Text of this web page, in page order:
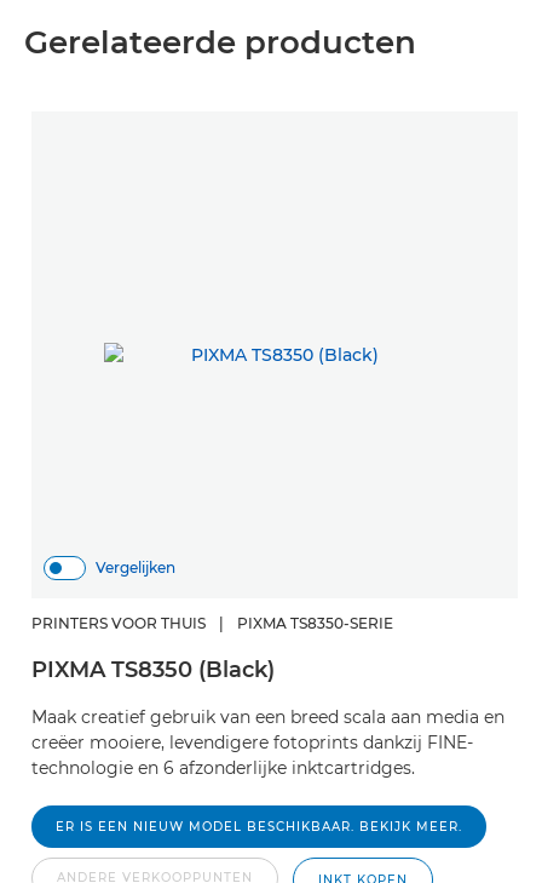
Gerelateerde producten
Vergelijken
PRINTERS VOOR THUIS PIXMA TS8350-SERIE
PIXMA TS8350 (Black)
Maak creatief gebruik van een breed scala aan media en
creëer mooiere, levendigere fotoprints dankzij FINE-
technologie en 6 afzonderlijke inktcartridges.
ER IS EEN NIEUW MODEL BESCHIKBAAR. BEKIJK MEER.
ANDERE VERKOOPPUNTEN